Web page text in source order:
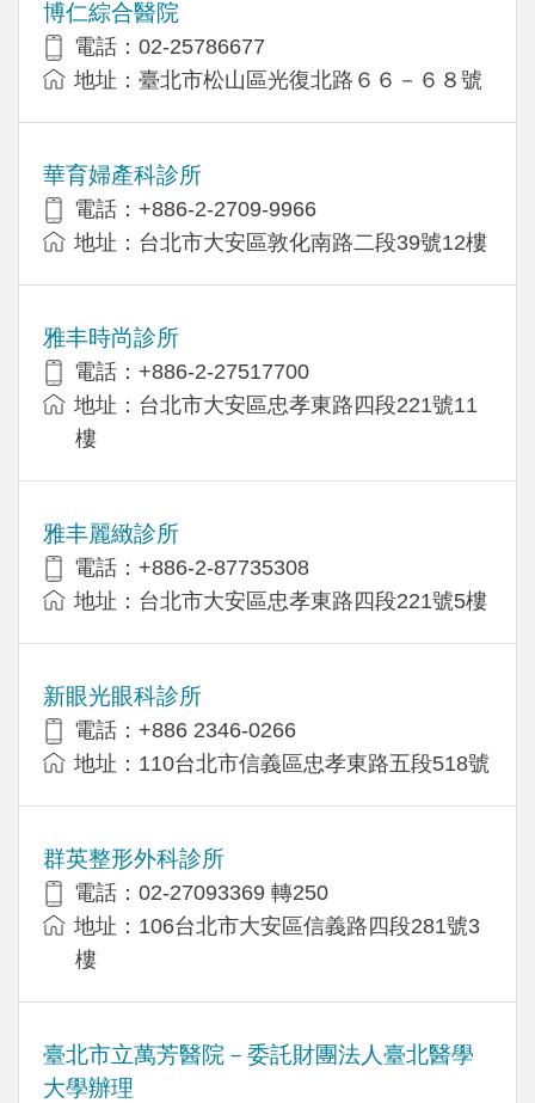
博仁綜合醫院
電話：02-25786677
地址：臺北市松山區光復北路６６－６８號
華育婦產科診所
電話：+886-2-2709-9966
地址：台北市大安區敦化南路二段39號12樓
雅丰時尚診所
電話：+886-2-27517700
地址：台北市大安區忠孝東路四段221號11
樓
雅丰麗緻診所
電話：+886-2-87735308
地址：台北市大安區忠孝東路四段221號5樓
新眼光眼科診所
電話：+886 2346-0266
地址：110台北市信義區忠孝東路五段518號
群英整形外科診所
電話：02-27093369 轉250
地址：106台北市大安區信義路四段281號3
樓
臺北市立萬芳醫院－委託財團法人臺北醫學
大學辦理